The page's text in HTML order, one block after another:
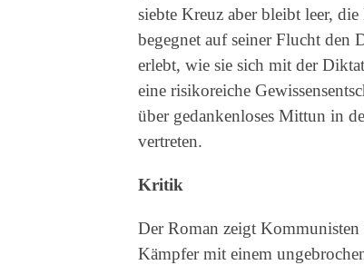
siebte Kreuz aber bleibt leer,
begegnet auf seiner Flucht den
erlebt, wie sie sich mit der
eine risikoreiche
über gedankenloses Mittun in
vertreten.
Kritik
Der Roman zeigt
Kämpfer mit einem